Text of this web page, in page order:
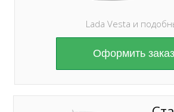
Оформить заказ
Lada Vesta и